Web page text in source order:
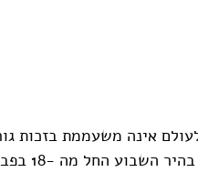
אינה משעממת בזכות
זאת,